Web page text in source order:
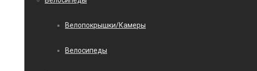
Велопокрышки/Камеры
Велосипеды